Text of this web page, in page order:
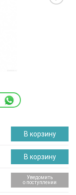
В корзину
В корзину
Уведомить
о поступлении